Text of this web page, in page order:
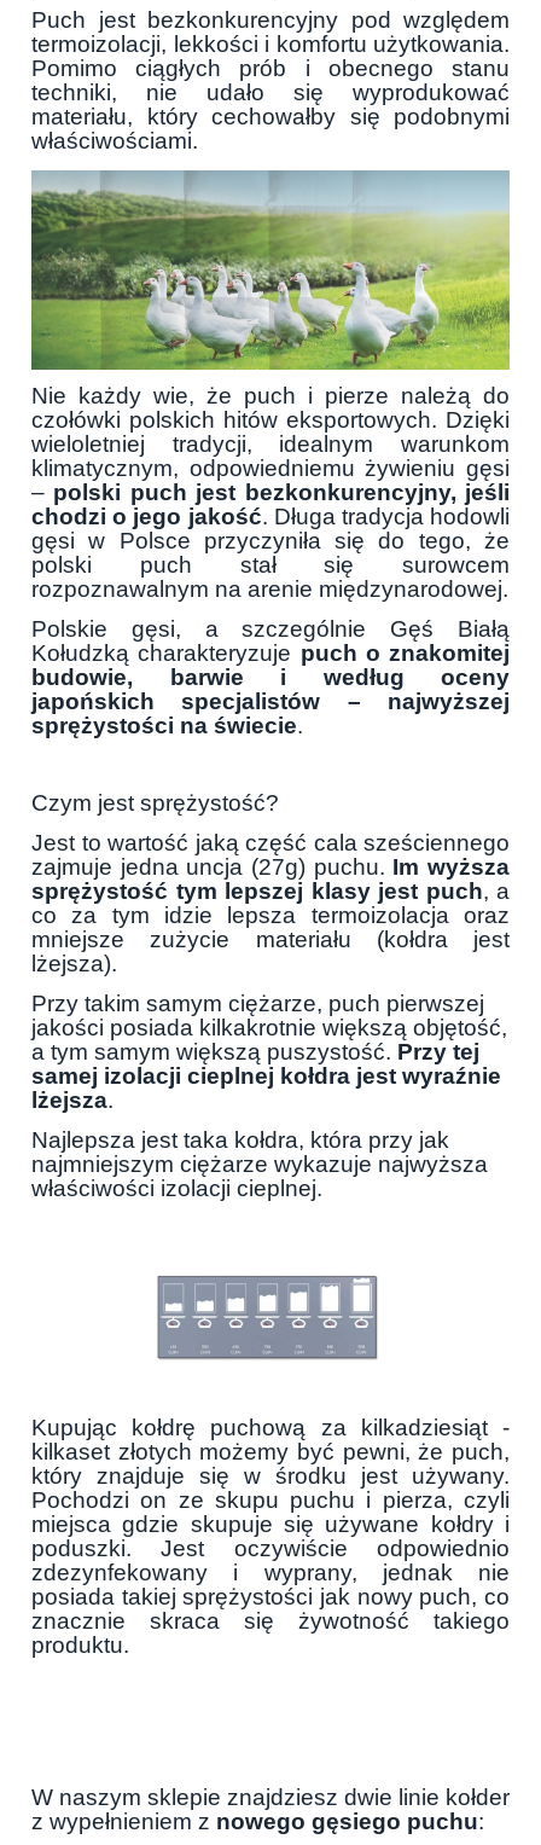
Puch jest bezkonkurencyjny pod względem
termoizolacji, lekkości i komfortu użytkowania.
Pomimo ciągłych prób i obecnego stanu
techniki, nie udało się wyprodukować
materiału, który cechowałby się podobnymi
właściwościami.
Nie każdy wie, że puch i pierze należą do
czołówki polskich hitów eksportowych. Dzięki
wieloletniej tradycji, idealnym warunkom
klimatycznym, odpowiedniemu żywieniu gęsi
– polski puch jest bezkonkurencyjny, jeśli
chodzi o jego jakość. Długa tradycja hodowli
gęsi w Polsce przyczyniła się do tego, że
polski puch stał się surowcem
rozpoznawalnym na arenie międzynarodowej.
Polskie gęsi, a szczególnie Gęś Białą
Kołudzką charakteryzuje puch o znakomitej
budowie, barwie i według oceny
japońskich specjalistów – najwyższej
sprężystości na świecie.
Czym jest sprężystość?
Jest to wartość jaką część cala sześciennego
zajmuje jedna uncja (27g) puchu. Im wyższa
sprężystość tym lepszej klasy jest puch, a
co za tym idzie lepsza termoizolacja oraz
mniejsze zużycie materiału (kołdra jest
lżejsza).
Przy takim samym ciężarze, puch pierwszej
jakości posiada kilkakrotnie większą objętość,
a tym samym większą puszystość. Przy tej
samej izolacji cieplnej kołdra jest wyraźnie
lżejsza.
Najlepsza jest taka kołdra, która przy jak
najmniejszym ciężarze wykazuje najwyższa
właściwości izolacji cieplnej.
Kupując kołdrę puchową za kilkadziesiąt -
kilkaset złotych możemy być pewni, że puch,
który znajduje się w środku jest używany.
Pochodzi on ze skupu puchu i pierza, czyli
miejsca gdzie skupuje się używane kołdry i
poduszki. Jest oczywiście odpowiednio
zdezynfekowany i wyprany, jednak nie
posiada takiej sprężystości jak nowy puch, co
znacznie skraca się żywotność takiego
produktu.
W naszym sklepie znajdziesz dwie linie kołder
z wypełnieniem z nowego gęsiego puchu: